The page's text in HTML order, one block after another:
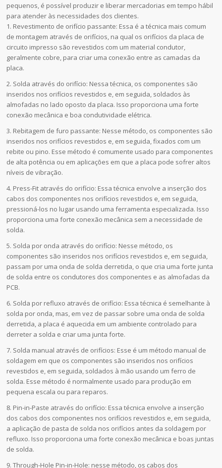
pequenos, é possível produzir e liberar mercadorias em tempo hábil
para atender às necessidades dos clientes.
1. Revestimento de orifício passante: Essa é a técnica mais comum
de montagem através de orifícios, na qual os orifícios da placa de
circuito impresso são revestidos com um material condutor,
geralmente cobre, para criar uma conexão entre as camadas da
placa.
2. Solda através do orifício: Nessa técnica, os componentes são
inseridos nos orifícios revestidos e, em seguida, soldados às
almofadas no lado oposto da placa. Isso proporciona uma forte
conexão mecânica e boa condutividade elétrica.
3. Rebitagem de furo passante: Nesse método, os componentes são
inseridos nos orifícios revestidos e, em seguida, fixados com um
rebite ou pino. Esse método é comumente usado para componentes
de alta potência ou em aplicações em que a placa pode sofrer altos
níveis de vibração.
4. Press-Fit através do orifício: Essa técnica envolve a inserção dos
cabos dos componentes nos orifícios revestidos e, em seguida,
pressioná-los no lugar usando uma ferramenta especializada. Isso
proporciona uma forte conexão mecânica sem a necessidade de
solda.
5. Solda por onda através do orifício: Nesse método, os
componentes são inseridos nos orifícios revestidos e, em seguida,
passam por uma onda de solda derretida, o que cria uma forte junta
de solda entre os condutores dos componentes e as almofadas da
PCB.
6. Solda por refluxo através de orifício: Essa técnica é semelhante à
solda por onda, mas, em vez de passar sobre uma onda de solda
derretida, a placa é aquecida em um ambiente controlado para
derreter a solda e criar uma junta forte.
7. Solda manual através de orifícios: Esse é um método manual de
soldagem em que os componentes são inseridos nos orifícios
revestidos e, em seguida, soldados à mão usando um ferro de
solda. Esse método é normalmente usado para produção em
pequena escala ou para reparos.
8. Pin-in-Paste através do orifício: Essa técnica envolve a inserção
dos cabos dos componentes nos orifícios revestidos e, em seguida,
a aplicação de pasta de solda nos orifícios antes da soldagem por
refluxo. Isso proporciona uma forte conexão mecânica e boas juntas
de solda.
9. Through-Hole Pin-in-Hole: nesse método, os cabos dos